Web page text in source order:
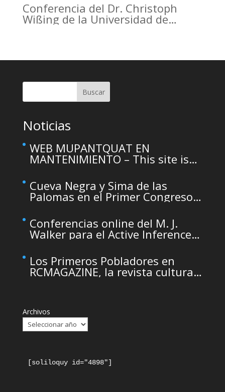
Conferencia del Dr. Christoph
Wißing de la Universidad de
versus early modern humans:
pattern Buscar
Noticias
WEB MUPANTQUAT EN
MANTENIMIENTO – This site is
maintenance
Cueva Negra y Sima de las
Palomas en el Primer Congreso
Murcia organizado por el CDL
Conferencias online del M. J.
Walker para el Active Inference
Los Primeros Pobladores en
RCMAGAZINE, la revista cultural
Archivos
[soliloquy id="4898"]